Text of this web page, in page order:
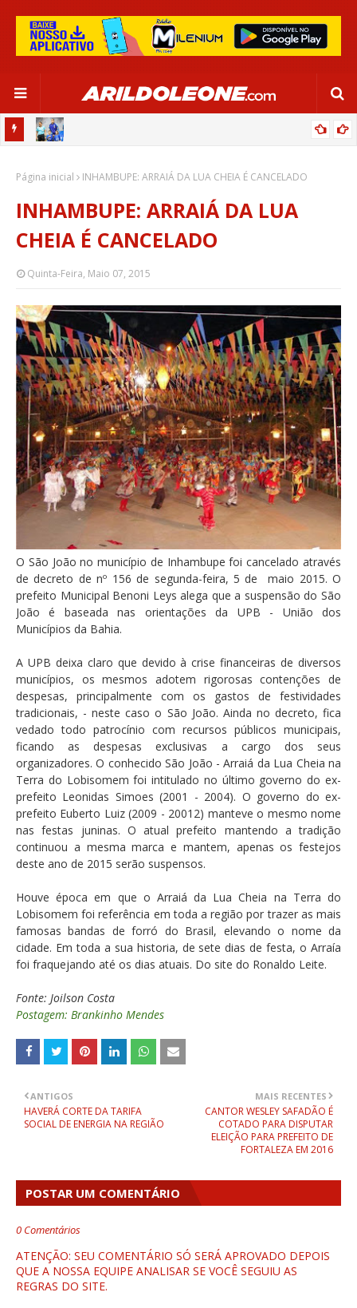
SALVADOR
Página inicial INHAMBUPE: ARRAIÁ DA LUA CHEIA É CANCELADO
INHAMBUPE: ARRAIÁ DA LUA
CHEIA É CANCELADO
Quinta-Feira, Maio 07, 2015
O São João no município de Inhambupe foi cancelado através
de decreto de nº 156 de segunda-feira, 5 de maio 2015. O
prefeito Municipal Benoni Leys alega que a suspensão do São
João é baseada nas orientações da UPB - União dos
Municípios da Bahia.
A UPB deixa claro que devido à crise financeiras de diversos
municípios, os mesmos adotem rigorosas contenções de
despesas, principalmente com os gastos de festividades
tradicionais, - neste caso o São João. Ainda no decreto, fica
vedado todo patrocínio com recursos públicos municipais,
ficando as despesas exclusivas a cargo dos seus
organizadores. O conhecido São João - Arraiá da Lua Cheia na
Terra do Lobisomem foi intitulado no último governo do ex-
prefeito Leonidas Simoes (2001 - 2004). O governo do ex-
prefeito Euberto Luiz (2009 - 20012) manteve o mesmo nome
nas festas juninas. O atual prefeito mantendo a tradição
continuou a mesma marca e mantem, apenas os festejos
deste ano de 2015 serão suspensos.
Houve época em que o Arraiá da Lua Cheia na Terra do
Lobisomem foi referência em toda a região por trazer as mais
famosas bandas de forró do Brasil, elevando o nome da
cidade. Em toda a sua historia, de sete dias de festa, o Arraía
foi fraquejando até os dias atuais. Do site do Ronaldo Leite.
Fonte: Joilson Costa
Postagem: Brankinho Mendes
MAIS RECENTES
CANTOR WESLEY SAFADÃO É
COTADO PARA DISPUTAR
ELEIÇÃO PARA PREFEITO DE
FORTALEZA EM 2016
ANTIGOS
HAVERÁ CORTE DA TARIFA
SOCIAL DE ENERGIA NA REGIÃO
POSTAR UM COMENTÁRIO
0 Comentários
ATENÇÃO: SEU COMENTÁRIO SÓ SERÁ APROVADO DEPOIS
QUE A NOSSA EQUIPE ANALISAR SE VOCÊ SEGUIU AS
REGRAS DO SITE.